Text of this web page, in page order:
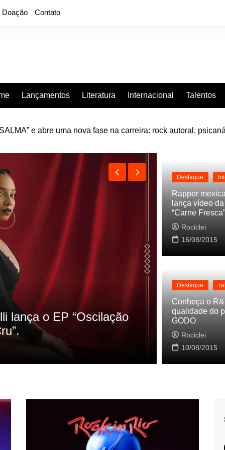
Doação Contato
Lançamentos Literatura Internacional Talentos
e abre uma nova fase na carreira: rock autoral,
lança o EP “Oscilação
Destaque
Rashid
sua nova
Rociclei
Destaque
Rapper
lança vídeo
“Carne Fresca”
Rociclei
16/08/2015
Destaque
Conheça o
qualidade do
GODO
Rociclei
10/08/2015